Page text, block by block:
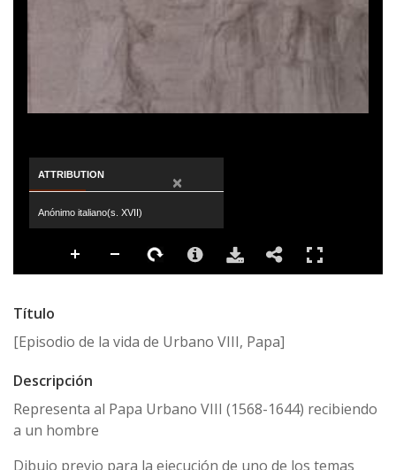
ATTRIBUTION ×
Anónimo italiano(s. XVII)
Título
[Episodio de la vida de Urbano VIII, Papa]
Descripción
Representa al Papa Urbano VIII (1568-1644) recibiendo
a un hombre
Dibujo previo para la ejecución de uno de los temas